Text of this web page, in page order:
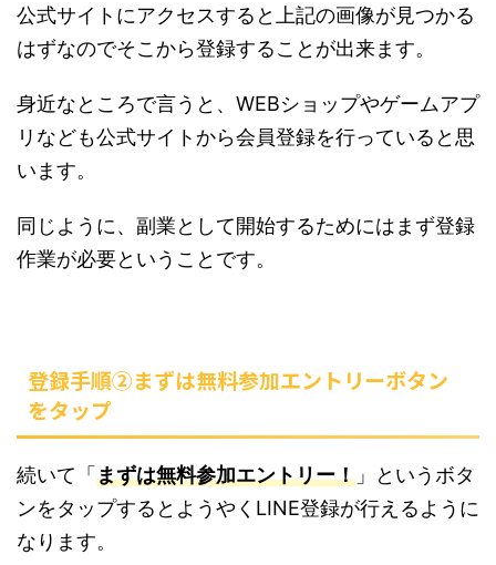
公式サイトにアクセスすると上記の画像が見つかる
はずなのでそこから登録することが出来ます。
身近なところで言うと、WEBショップやゲームアプ
リなども公式サイトから会員登録を行っていると思
います。
同じように、副業として開始するためにはまず登録
作業が必要ということです。
登録手順②まずは無料参加エントリーボタン
をタップ
続いて「 まずは無料参加エントリー！ 」というボタ
ンをタップするとようやくLINE登録が行えるように
なります。